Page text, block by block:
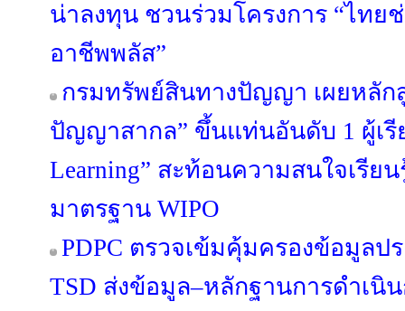
น่าลงทุน ชวนร่วมโครงการ “ไทย
อาชีพพลัส”
กรมทรัพย์สินทางปัญญา เผยหลัก
ปัญญาสากล” ขึ้นแท่นอันดับ 1 ผู้เรี
Learning” สะท้อนความสนใจเรีย
มาตรฐาน WIPO
PDPC ตรวจเข้มคุ้มครองข้อมูลป
TSD ส่งข้อมูล–หลักฐานการดำเนิ